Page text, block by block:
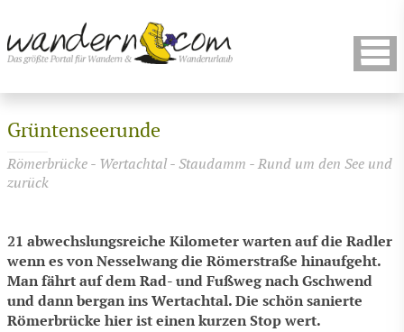
Grüntenseerunde
Römerbrücke - Wertachtal - Staudamm - Rund um den See und
zurück
21 abwechslungsreiche Kilometer warten auf die Radler
wenn es von Nesselwang die Römerstraße hinaufgeht.
Man fährt auf dem Rad- und Fußweg nach Gschwend
und dann bergan ins Wertachtal. Die schön sanierte
Römerbrücke hier ist einen kurzen Stop wert.